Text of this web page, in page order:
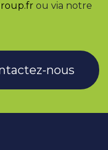
niveau
ou via notre
nous